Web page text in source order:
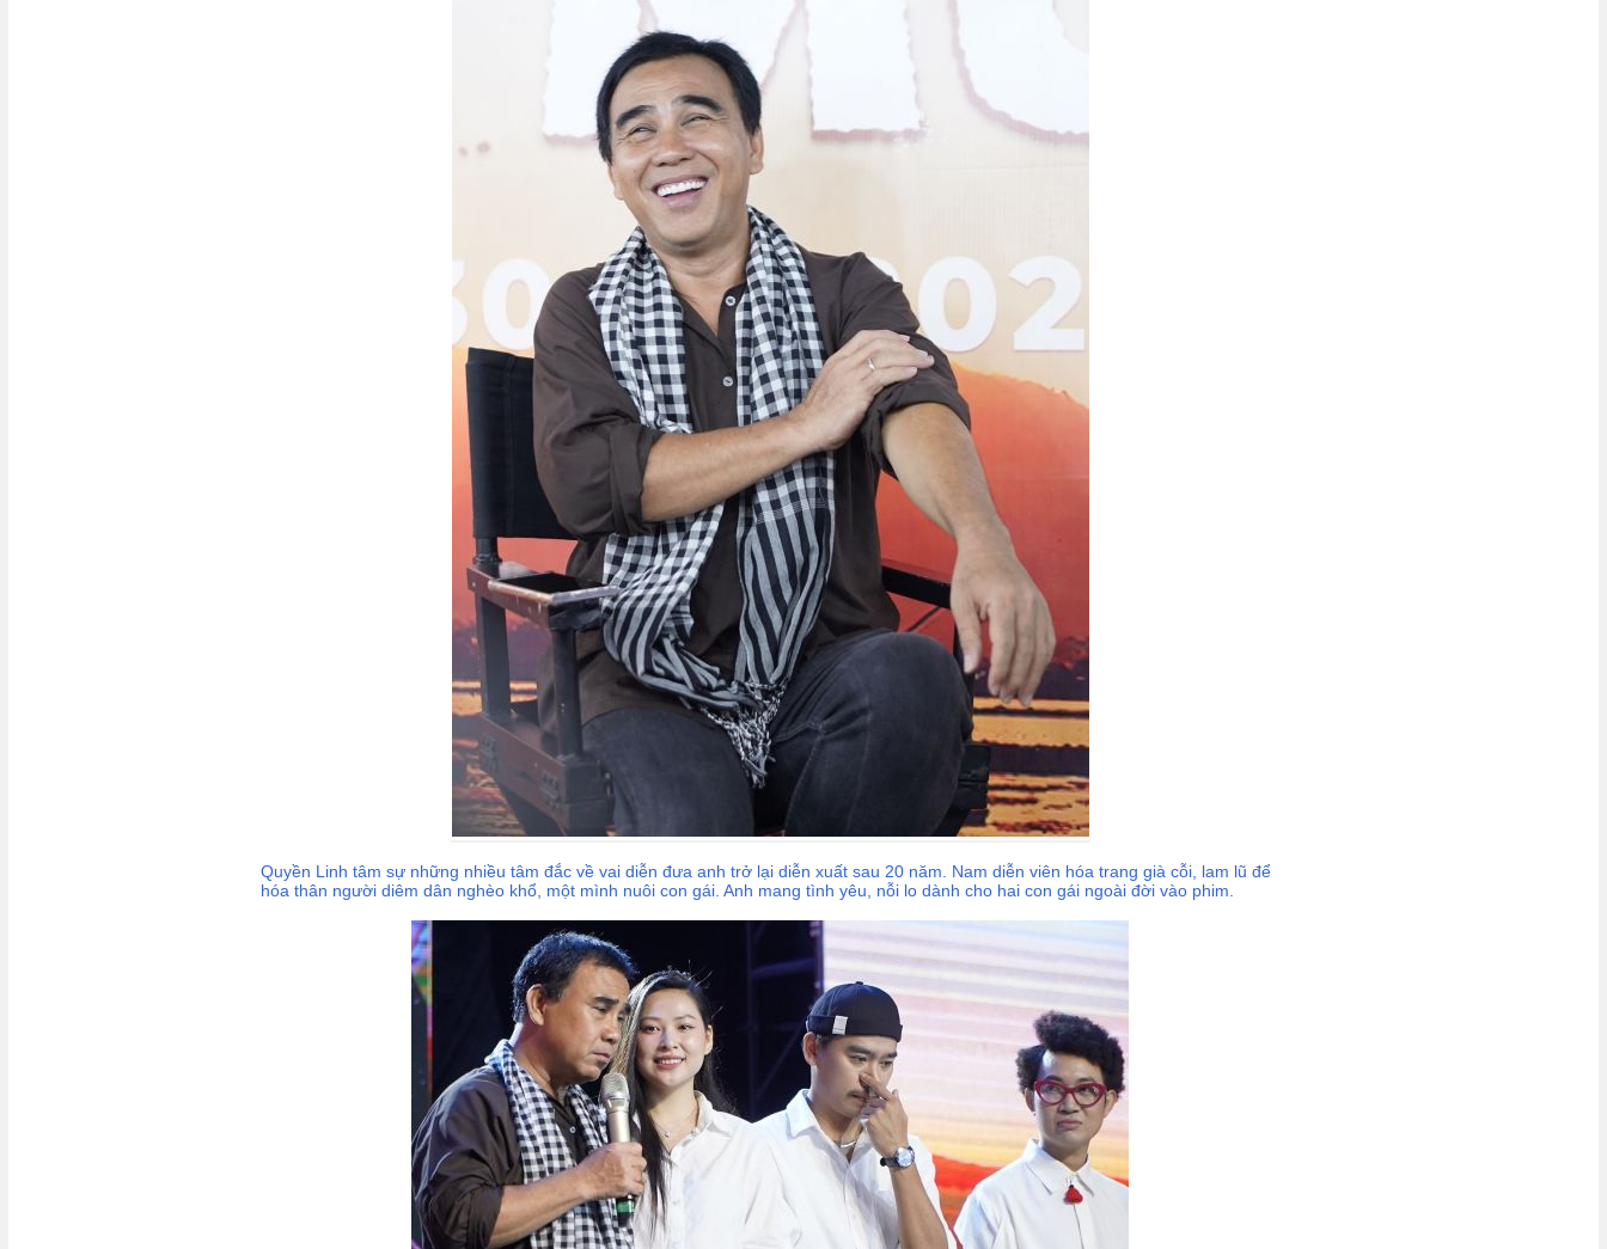
Quyền Linh tâm sự những nhiều tâm đắc về vai diễn đưa anh trở lại diễn xuất sau 20 năm. Nam diễn viên hóa trang già cỗi, lam lũ để
hóa thân người diêm dân nghèo khổ, một mình nuôi con gái. Anh mang tình yêu, nỗi lo dành cho hai con gái ngoài đời vào phim.